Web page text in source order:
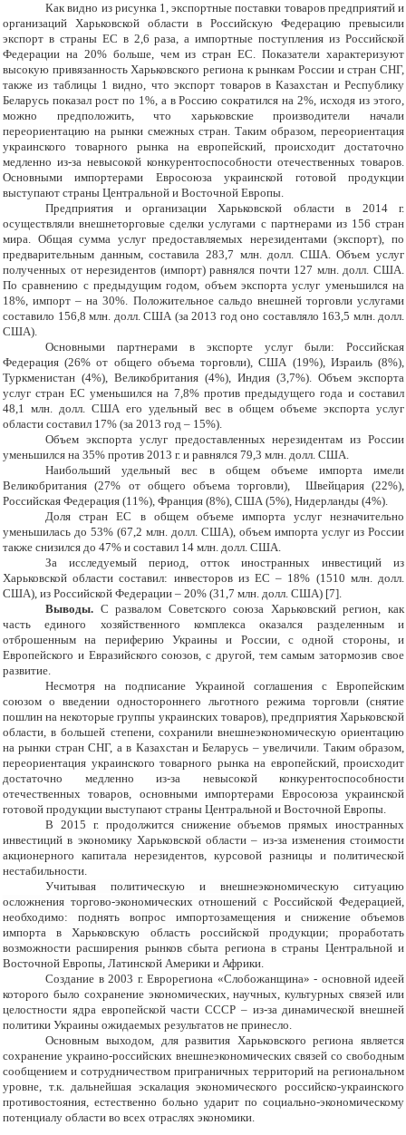
Как видно из рисунка 1, экспортные поставки товаров предприятий и
организаций Харьковской области в Российскую Федерацию превысили
экспорт в страны ЕС в 2,6 раза, а импортные поступления из Российской
Федерации на 20% больше, чем из стран ЕС. Показатели характеризуют
высокую привязанность Харьковского региона к рынкам России и стран СНГ,
также из таблицы 1 видно, что экспорт товаров в Казахстан и Республику
Беларусь показал рост по 1%, а в Россию сократился на 2%, исходя из этого,
можно предположить, что харьковские производители начали
переориентацию на рынки смежных стран. Таким образом, переориентация
украинского товарного рынка на европейский, происходит достаточно
медленно из-за невысокой конкурентоспособности отечественных товаров.
Основными импортерами Евросоюза украинской готовой продукции
выступают страны Центральной и Восточной Европы.
Предприятия и организации Харьковской области в 2014 г.
осуществляли внешнеторговые сделки услугами с партнерами из 156 стран
мира. Общая сумма услуг предоставляемых нерезидентами (экспорт), по
предварительным данным, составила 283,7 млн. долл. США. Объем услуг
полученных от нерезидентов (импорт) равнялся почти 127 млн. долл. США.
По сравнению с предыдущим годом, объем экспорта услуг уменьшился на
18%, импорт – на 30%. Положительное сальдо внешней торговли услугами
составило 156,8 млн. долл. США (за 2013 год оно составляло 163,5 млн. долл.
США).
Основными партнерами в экспорте услуг были: Российская
Федерация (26% от общего объема торговли), США (19%), Израиль (8%),
Туркменистан (4%), Великобритания (4%), Индия (3,7%). Объем экспорта
услуг стран ЕС уменьшился на 7,8% против предыдущего года и составил
48,1 млн. долл. США его удельный вес в общем объеме экспорта услуг
области составил 17% (за 2013 год – 15%).
Объем экспорта услуг предоставленных нерезидентам из России
уменьшился на 35% против 2013 г. и равнялся 79,3 млн. долл. США.
Наибольший удельный вес в общем объеме импорта имели
Великобритания (27% от общего объема торговли), Швейцария (22%),
Российская Федерация (11%), Франция (8%), США (5%), Нидерланды (4%).
Доля стран ЕС в общем объеме импорта услуг незначительно
уменьшилась до 53% (67,2 млн. долл. США), объем импорта услуг из России
также снизился до 47% и составил 14 млн. долл. США.
За исследуемый период, отток иностранных инвестиций из
Харьковской области составил: инвесторов из ЕС – 18% (1510 млн. долл.
США), из Российской Федерации – 20% (31,7 млн. долл. США) [7].
Выводы. С развалом Советского союза Харьковский регион, как
часть единого хозяйственного комплекса оказался разделенным и
отброшенным на периферию Украины и России, с одной стороны, и
Европейского и Евразийского союзов, с другой, тем самым затормозив свое
развитие.
Несмотря на подписание Украиной соглашения с Европейским
союзом о введении одностороннего льготного режима торговли (снятие
пошлин на некоторые группы украинских товаров), предприятия Харьковской
области, в большей степени, сохранили внешнеэкономическую ориентацию
на рынки стран СНГ, а в Казахстан и Беларусь – увеличили. Таким образом,
переориентация украинского товарного рынка на европейский, происходит
достаточно медленно из-за невысокой конкурентоспособности
отечественных товаров, основными импортерами Евросоюза украинской
готовой продукции выступают страны Центральной и Восточной Европы.
В 2015 г. продолжится снижение объемов прямых иностранных
инвестиций в экономику Харьковской области – из-за изменения стоимости
акционерного капитала нерезидентов, курсовой разницы и политической
нестабильности.
Учитывая политическую и внешнеэкономическую ситуацию
осложнения торгово-экономических отношений с Российской Федерацией,
необходимо: поднять вопрос импортозамещения и снижение объемов
импорта в Харьковскую область российской продукции; проработать
возможности расширения рынков сбыта региона в страны Центральной и
Восточной Европы, Латинской Америки и Африки.
Создание в 2003 г. Еврорегиона «Слобожанщина» - основной идеей
которого было сохранение экономических, научных, культурных связей или
целостности ядра европейской части СССР – из-за динамической внешней
политики Украины ожидаемых результатов не принесло.
Основным выходом, для развития Харьковского региона является
сохранение украино-российских внешнеэкономических связей со свободным
сообщением и сотрудничеством приграничных территорий на региональном
уровне, т.к.дальнейшая эскалация экономического российско-украинского
противостояния, естественно больно ударит по социально-экономическому
потенциалу области во всех отраслях экономики.